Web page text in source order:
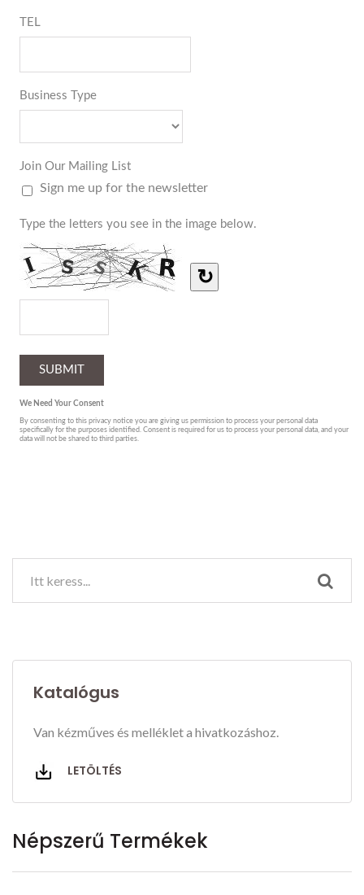
Katalógus
Van kézműves és melléklet a hivatkozáshoz.
LETÖLTÉS
Népszerű Termékek